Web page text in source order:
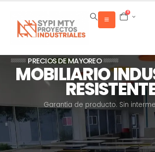
0
GARANTÍA DIRECTA DE FÁBRICA
COMEDORES
INDUSTRIALES
Envíos a toda la República